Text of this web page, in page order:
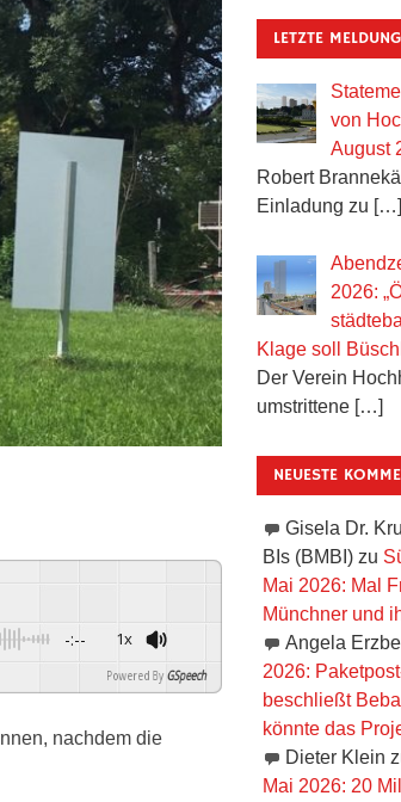
-:-- 1x
Powered By GSpeech
nachdem die
LETZTE
von
August
Robert
Einladung zu […]
2026:
Klage soll
Der Verein
umstrittene […]
NEUESTE
Gisela Dr.
BIs (BMBI)zu
Mai 2026: Mal
Münchner und
Angela
2026:
beschließt
könnte das
Dieter Klein
Mai 2026: 20